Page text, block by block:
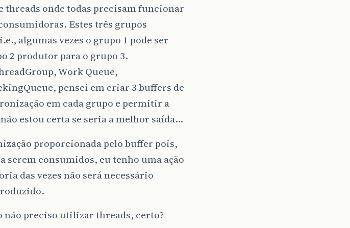
threads onde todas precisam funcionar
Estes três grupos
algumas vezes o grupo 1 pode ser
2 produtor para o grupo 3.
Work Queue,
pensei em criar 3 buffers de
em cada grupo e permitir a
estou certa se seria a melhor saída…
proporcionada pelo buffer pois,
serem consumidos, eu tenho uma ação
das vezes não será necessário
não preciso utilizar threads, certo?